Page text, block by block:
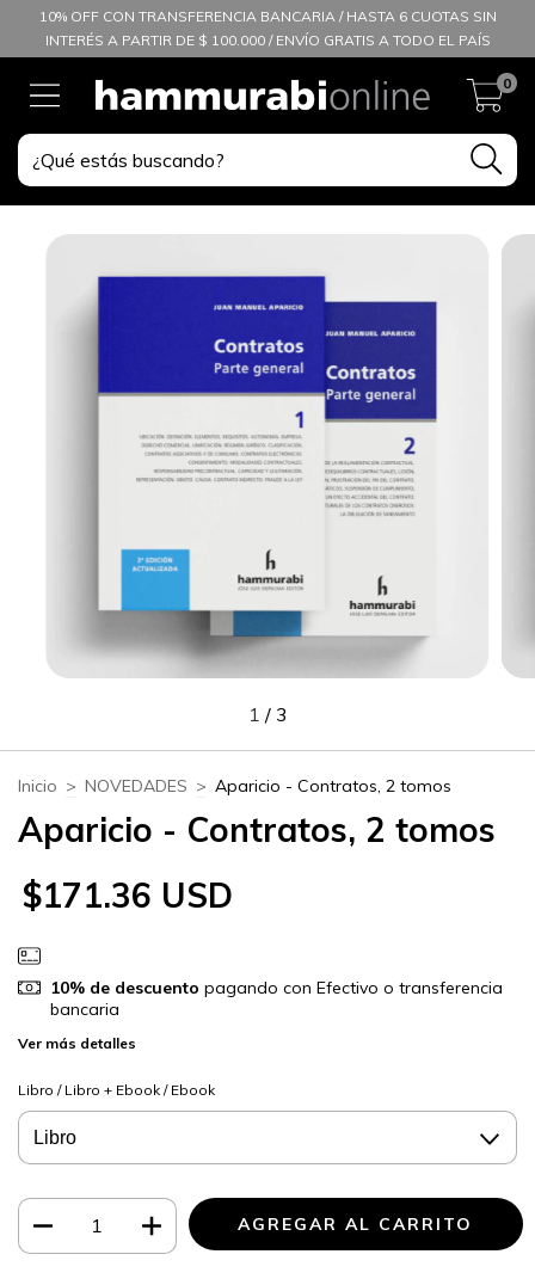
10% OFF CON TRANSFERENCIA BANCARIA / HASTA 6 CUOTAS SIN
INTERÉS A PARTIR DE $ 100.000 / ENVÍO GRATIS A TODO EL PAÍS
0
1 / 3
Inicio > NOVEDADES > Aparicio - Contratos, 2 tomos
Aparicio - Contratos, 2 tomos
$171.36 USD
10% de descuento pagando con Efectivo o transferencia
bancaria
Ver más detalles
Libro / Libro + Ebook / Ebook